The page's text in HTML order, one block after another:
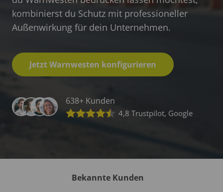
kombinierst du Schutz mit professioneller
Außenwirkung für dein Unternehmen.
Jetzt Warnwesten konfigurieren
638+ Kunden
4,8 Trustpilot, Google
Bekannte Kunden